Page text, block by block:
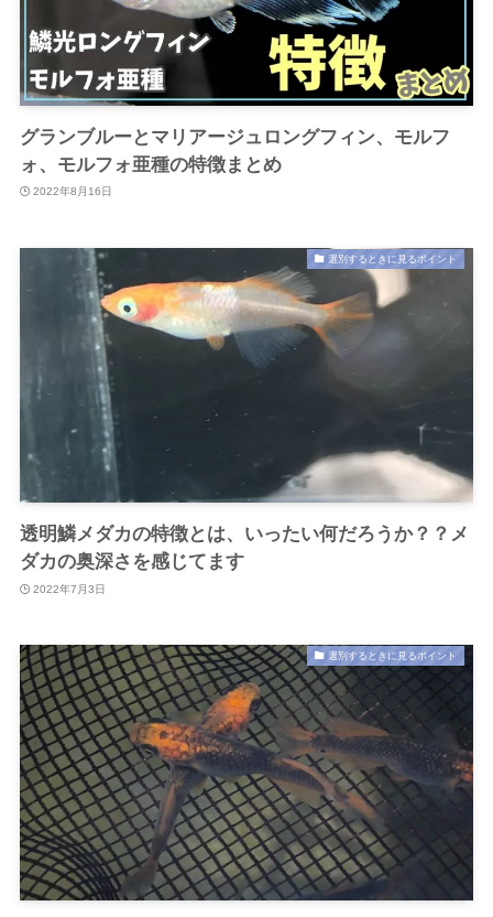
グランブルーとマリアージュロングフィン、モルフ
ォ、モルフォ亜種の特徴まとめ
2022年8月16日
選別するときに見るポイント
透明鱗メダカの特徴とは、いったい何だろうか？？メ
ダカの奥深さを感じてます
2022年7月3日
選別するときに見るポイント